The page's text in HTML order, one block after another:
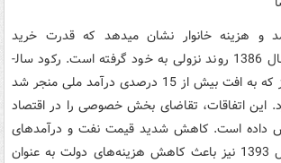
و هزینه خانوار نشان می­دهد که قدرت خرید
خانوارهای ایرانی از سال 1386 روند نزولی به خود گرفته است. رکود سال­
های 1391 و 1392 نیز که به افت بیش از 15 درصدی درآمد ملی منجر شد
این اتفاقات، تقاضای بخش خصوصی را در اقتصاد
داده است. کاهش شدید قیمت نفت و درآمدهای
دولت در زمستان سال 1393 نیز باعث کاهش هزینه‌های دولت به عنوان